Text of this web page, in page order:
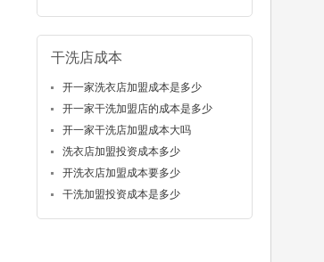
干洗店成本
开一家洗衣店加盟成本是多少
开一家干洗加盟店的成本是多少
开一家干洗店加盟成本大吗
洗衣店加盟投资成本多少
开洗衣店加盟成本要多少
干洗加盟投资成本是多少